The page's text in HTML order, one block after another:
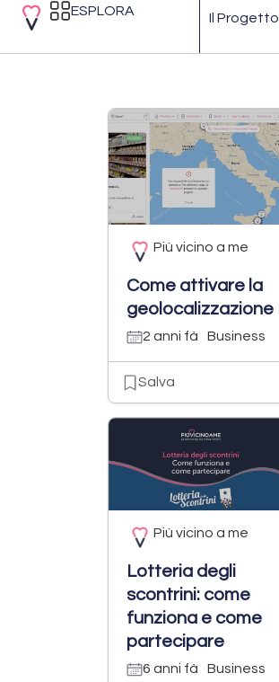
ESPLORA
Il Progetto
Più vicino a me
Come attivare la
geolocalizzazione
2 anni fà Business
Salva
Più vicino a me
Lotteria degli
scontrini: come
funziona e come
partecipare
6 anni fà Business